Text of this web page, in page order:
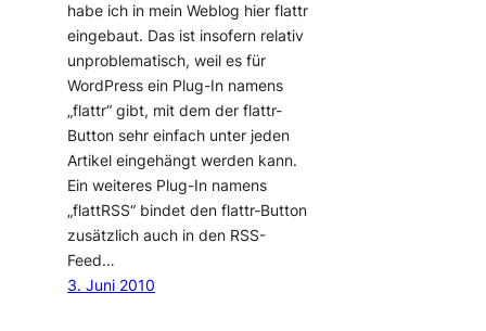
habe ich in mein Weblog hier flattr
eingebaut. Das ist insofern relativ
unproblematisch, weil es für
WordPress ein Plug-In namens
„flattr“ gibt, mit dem der flattr-
Button sehr einfach unter jeden
Artikel eingehängt werden kann.
Ein weiteres Plug-In namens
„flattRSS“ bindet den flattr-Button
zusätzlich auch in den RSS-
Feed…
3. Juni 2010